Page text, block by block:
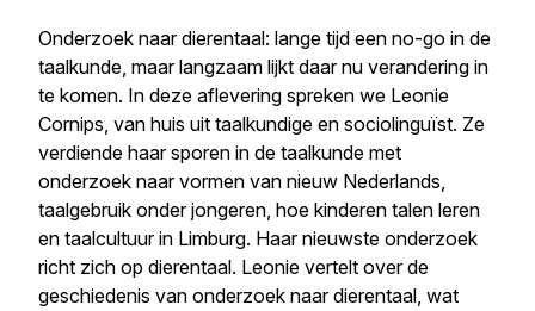
Onderzoek naar dierentaal: lange tijd een no-go in de
taalkunde, maar langzaam lijkt daar nu verandering in
te komen. In deze aflevering spreken we Leonie
Cornips, van huis uit taalkundige en sociolinguïst. Ze
verdiende haar sporen in de taalkunde met
onderzoek naar vormen van nieuw Nederlands,
taalgebruik onder jongeren, hoe kinderen talen leren
en taalcultuur in Limburg. Haar nieuwste onderzoek
richt zich op dierentaal. Leonie vertelt over de
geschiedenis van onderzoek naar dierentaal, wat